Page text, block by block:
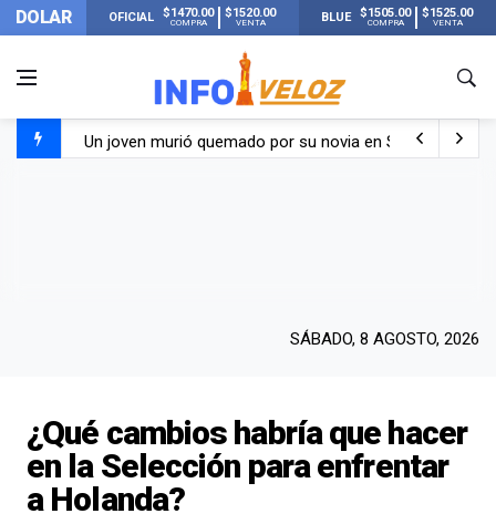
DOLAR OFICIAL $1470.00
COMPRA
$1520.00
VENTA BLUE $1505.00
COMPRA
$1525.00
VENTA
Un joven murió quemado por su novia en San Luis:
SÁBADO, 8 AGOSTO, 2026
¿Qué cambios habría que hacer
en la Selección para enfrentar
a Holanda?